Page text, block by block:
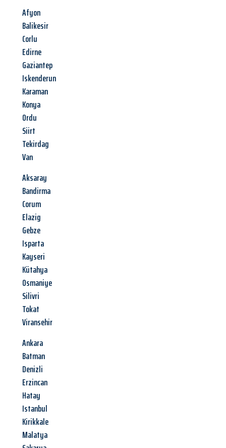
Afyon
Balikesir
Corlu
Edirne
Gaziantep
Iskenderun
Karaman
Konya
Ordu
Siirt
Tekirdag
Van
Aksaray
Bandirma
Corum
Elazig
Gebze
Isparta
Kayseri
Kütahya
Osmaniye
Silivri
Tokat
Viransehir
Ankara
Batman
Denizli
Erzincan
Hatay
Istanbul
Kirikkale
Malatya